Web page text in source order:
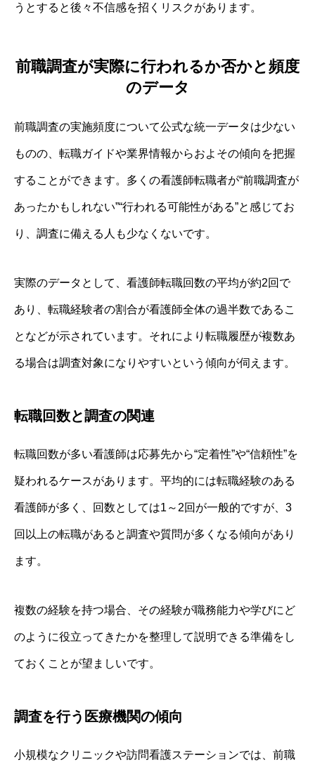
うとすると後々不信感を招くリスクがあります。
前職調査が実際に行われるか否かと頻度
のデータ
前職調査の実施頻度について公式な統一データは少ない
ものの、転職ガイドや業界情報からおよその傾向を把握
することができます。多くの看護師転職者が“前職調査が
あったかもしれない”“行われる可能性がある”と感じてお
り、調査に備える人も少なくないです。
実際のデータとして、看護師転職回数の平均が約2回で
あり、転職経験者の割合が看護師全体の過半数であるこ
となどが示されています。それにより転職履歴が複数あ
る場合は調査対象になりやすいという傾向が伺えます。
転職回数と調査の関連
転職回数が多い看護師は応募先から“定着性”や“信頼性”を
疑われるケースがあります。平均的には転職経験のある
看護師が多く、回数としては1～2回が一般的ですが、3
回以上の転職があると調査や質問が多くなる傾向があり
ます。
複数の経験を持つ場合、その経験が職務能力や学びにど
のように役立ってきたかを整理して説明できる準備をし
ておくことが望ましいです。
調査を行う医療機関の傾向
小規模なクリニックや訪問看護ステーションでは、前職